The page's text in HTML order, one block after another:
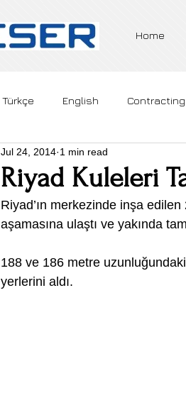
Home
Türkçe English Contracting
Riyad Kuleleri
Jul 24, 2014 1 min read
Riyad’ın merkezinde inşa
aşamasına ulaştı ve yakında
188 ve 186 metre
yerlerini aldı.